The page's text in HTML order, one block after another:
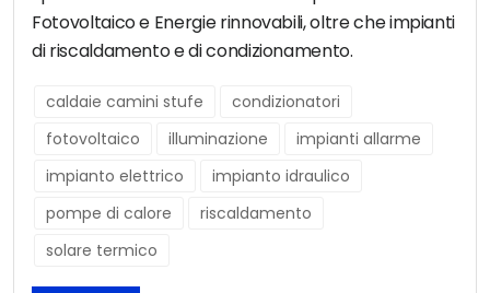
Fotovoltaico e Energie rinnovabili, oltre che impianti
di riscaldamento e di condizionamento.
caldaie camini stufe
condizionatori
fotovoltaico
illuminazione
impianti allarme
impianto elettrico
impianto idraulico
pompe di calore
riscaldamento
solare termico